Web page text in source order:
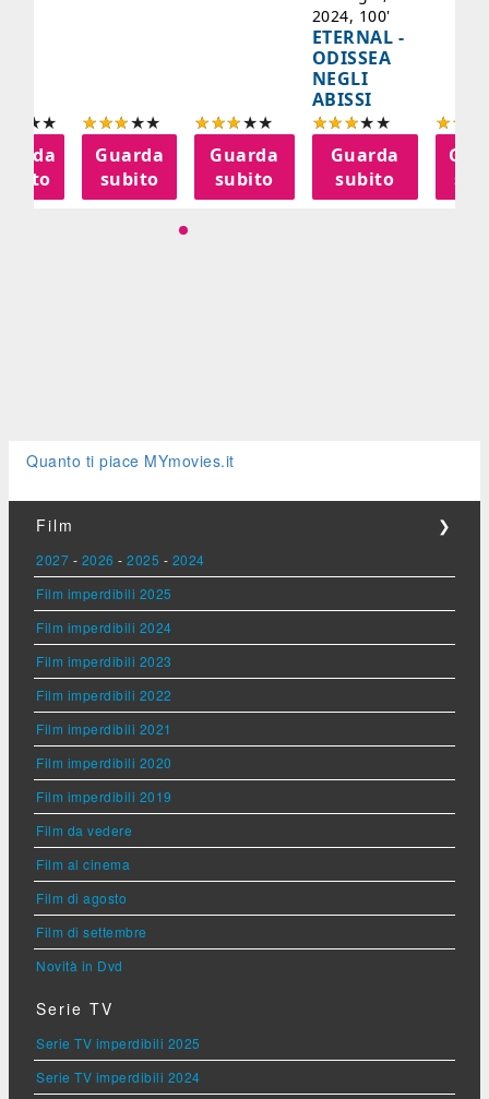
Guarda
subito
Guarda
subito
2024, 100'
ETERNAL -
ODISSEA
NEGLI
ABISSI
Guarda
subito
Quanto ti piace MYmovies.it
Film ❯
2027 - 2026 - 2025 - 2024
Film imperdibili 2025
Film imperdibili 2024
Film imperdibili 2023
Film imperdibili 2022
Film imperdibili 2021
Film imperdibili 2020
Film imperdibili 2019
Film da vedere
Film al cinema
Film di agosto
Film di settembre
Novità in Dvd
Serie TV
Serie TV imperdibili 2025
Serie TV imperdibili 2024